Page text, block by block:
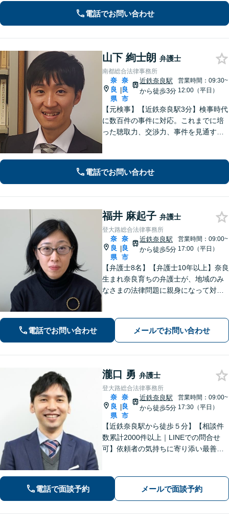
法書士・不動産鑑定士など」相続に関
わる問題を総合的に解決へ導きます
電話でお問い合わせ
山下 絢士朗 弁護士
南都総合法律事務所
奈
良
県
|
奈
良
市
近鉄奈良駅
から徒歩3分
営業時間：09:30~
12:00（平日）
【元検事】【近鉄奈良駅3分】検事時代
に数百件の事件に対応。これまでに培
った聴取力、交渉力、事件を見通す分
【法テラス利用可】
電話でお問い合わせ
福井 麻起子 弁護士
登大路総合法律事務所
奈
良
県
|
奈
良
市
近鉄奈良駅
から徒歩5分
営業時間：09:00~
17:00（平日）
【弁護士8名】【弁護士10年以上】奈良
生まれ奈良育ちの弁護士が、地域のみ
なさまの法律問題に親身になって対応
を伺うことを大切にしています【近鉄
奈良駅5分】【オンライン相談可】
電話でお問い合わせ メールでお問い合わせ
瀧口 勇 弁護士
登大路総合法律事務所
奈
良
県
|
奈
良
市
近鉄奈良駅
から徒歩5分
営業時間：09:00~
17:30（平日）
【近鉄奈良駅から徒歩５分】【相談件
数累計2000件以上｜LINEでの問合せ
可】依頼者の気持ちに寄り添い最善の
ン法律相談可能】
電話で面談予約 メールで面談予約